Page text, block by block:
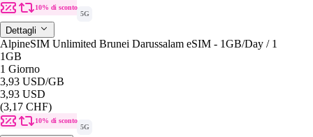
10% di sconto
5G
Dettagli
AlpineSIM Unlimited Brunei Darussalam eSIM - 1GB/Day / 1
1GB
1 Giorno
3,93 USD/GB
3,93 USD
(3,17 CHF)
10% di sconto
5G